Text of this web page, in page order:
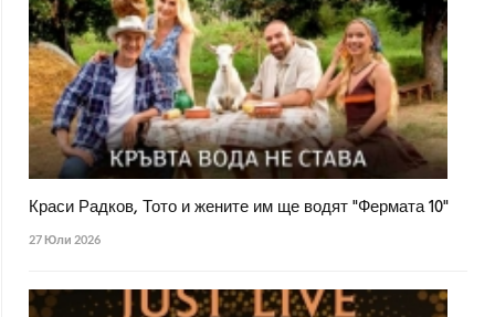
Краси Радков, Тото и жените им ще водят "Фермата 10"
27 Юли 2026